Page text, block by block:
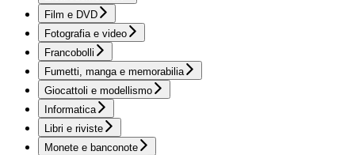
Film e DVD
Fotografia e video
Francobolli
Fumetti, manga e memorabilia
Giocattoli e modellismo
Informatica
Libri e riviste
Monete e banconote